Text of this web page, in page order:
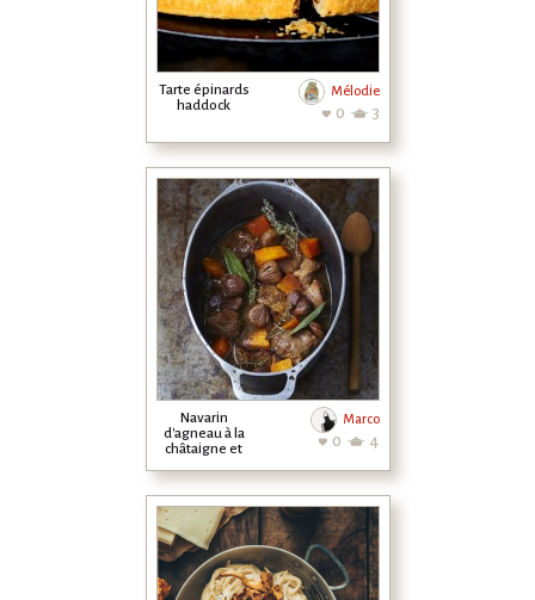
Tarte épinards
haddock
Mélodie
0 3
Navarin
d'agneau à la
châtaigne et
Marco
0 4